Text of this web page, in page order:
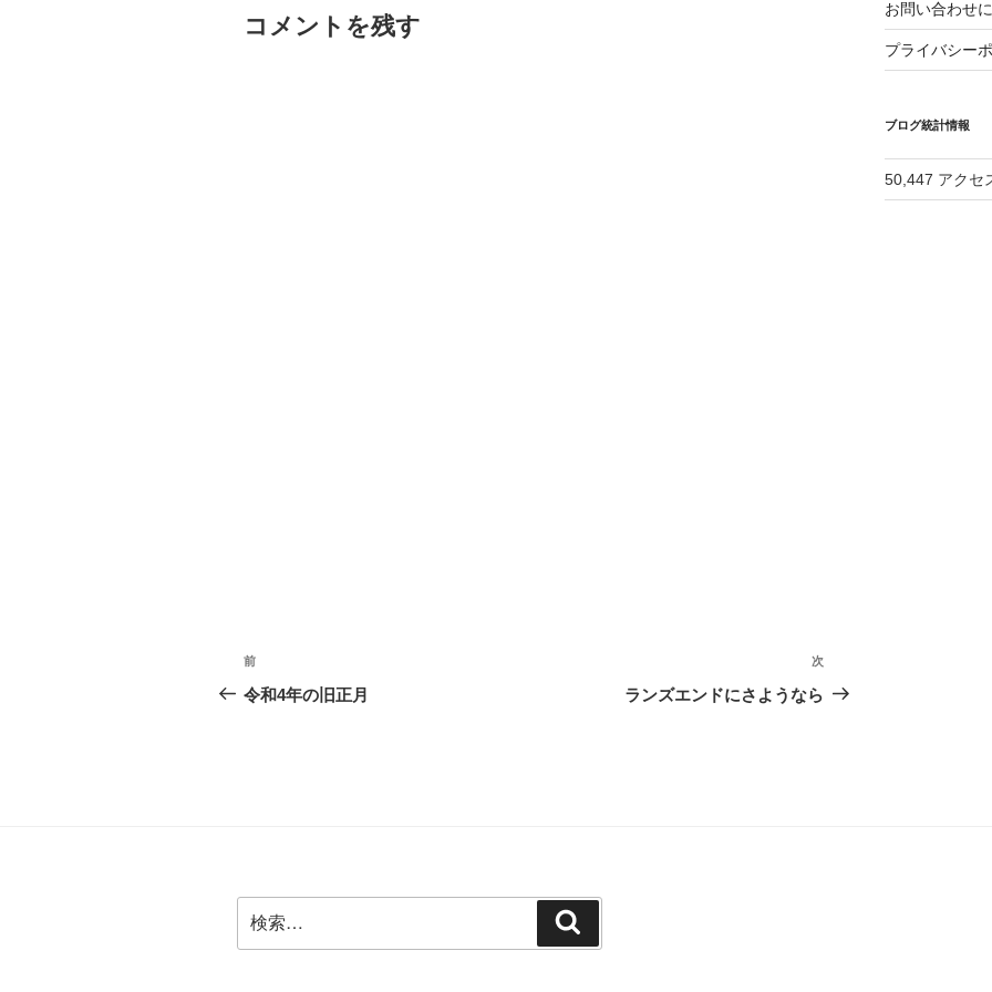
コメントを残す
投
稿
シ
ョ
前
の
前
令和4年の旧正月
次
の
次
ランズエンドにさようなら
お問い合わせ
プライバシー
ブログ統計情報
50,447 アクセ
索:
索